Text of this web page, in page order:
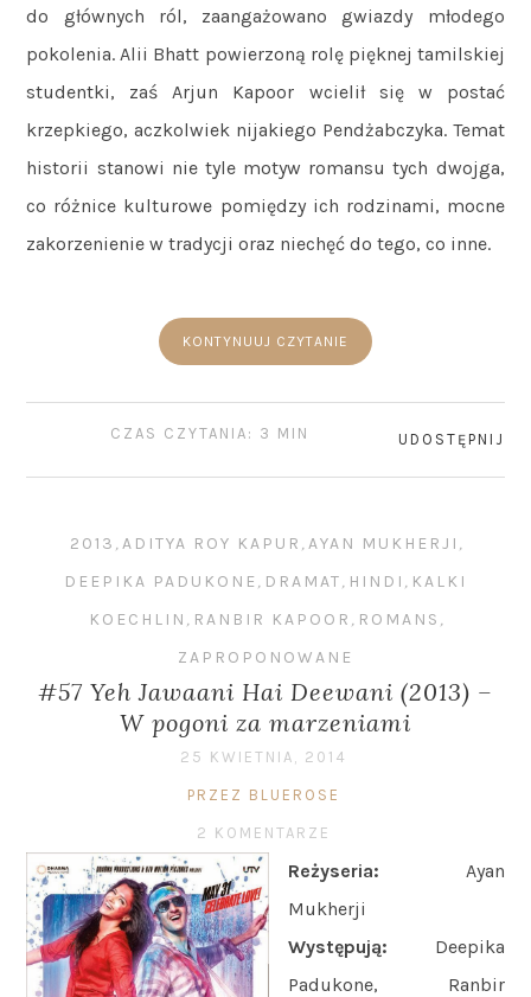
do głównych ról, zaangażowano gwiazdy młodego
pokolenia. Alii Bhatt powierzoną rolę pięknej tamilskiej
studentki, zaś Arjun Kapoor wcielił się w postać
krzepkiego, aczkolwiek nijakiego Pendżabczyka. Temat
historii stanowi nie tyle motyw romansu tych dwojga,
co różnice kulturowe pomiędzy ich rodzinami, mocne
zakorzenienie w tradycji oraz niechęć do tego, co inne.
KONTYNUUJ CZYTANIE
CZAS CZYTANIA: 3 MIN UDOSTĘPNIJ
2013 ,ADITYA ROY KAPUR ,AYAN MUKHERJI ,
DEEPIKA PADUKONE, DRAMAT, HINDI , KALKI
KOECHLIN , RANBIR KAPOOR , ROMANS ,
ZAPROPONOWANE
#57 Yeh Jawaani Hai Deewani (2013) –
W pogoni za marzeniami
25 KWIETNIA, 2014
PRZEZ BLUEROSE
2 KOMENTARZE
Reżyseria: Ayan
Mukherji
Występują: Deepika
Padukone, Ranbir